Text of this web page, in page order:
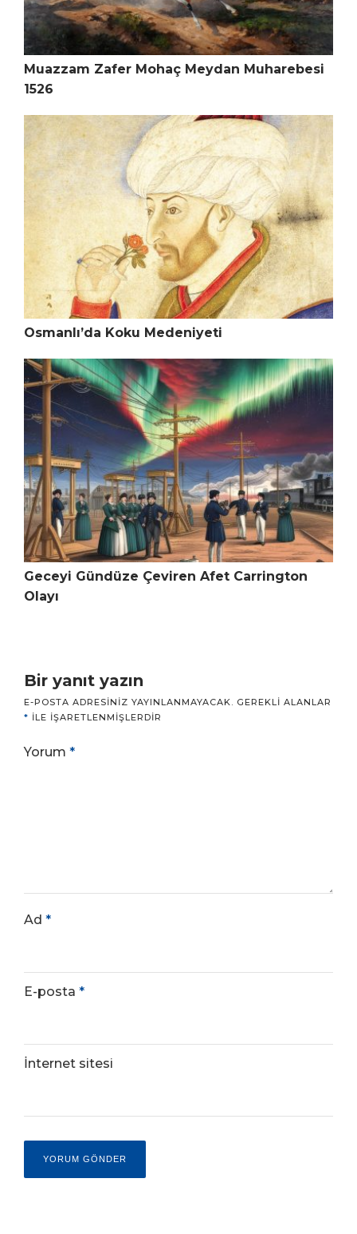
Muazzam Zafer Mohaç Meydan Muharebesi
1526
Osmanlı’da Koku Medeniyeti
Geceyi Gündüze Çeviren Afet Carrington
Olayı
Bir yanıt yazın
E-POSTA ADRESINIZ YAYINLANMAYACAK. GEREKLI ALANLAR
* ILE IŞARETLENMIŞLERDIR
Yorum *
Ad *
E-posta *
İnternet sitesi